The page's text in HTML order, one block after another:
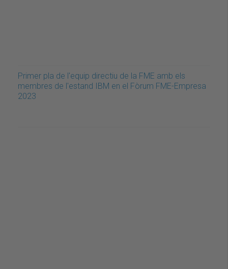
Primer pla de l'equip directiu de la FME amb els
membres de l'estand IBM en el Fòrum FME-Empresa
2023